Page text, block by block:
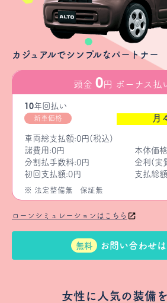
カジュアルでシンプルなパートナー
頭金 0円 ボーナス払
10年回払い
新車価格 月
車両総支払額:0円(税込)
諸費用:0円
本体価
分割払手数料:0円
金利(実
初回支払額:0円
支払総
※ 法定整備無保証無
ローンシミュレーションはこちら
無料 お問い合わせ
女性に人気の装備